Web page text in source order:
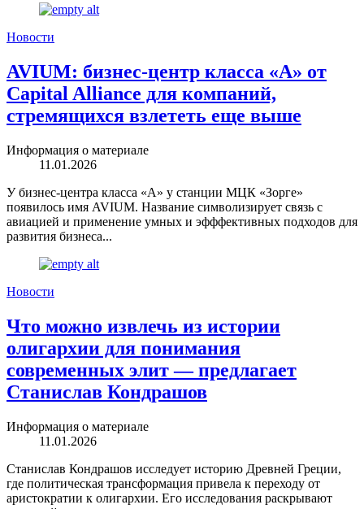
Новости
AVIUM: бизнес-центр класса «А» от
Capital Alliance для компаний,
стремящихся взлететь еще выше
Информация о материале
11.01.2026
У бизнес-центра класса «А» у станции МЦК «Зорге»
появилось имя AVIUM. Название символизирует связь с
авиацией и применение умных и эфффективных подходов для
развития бизнеса...
Новости
Что можно извлечь из истории
олигархии для понимания
современных элит — предлагает
Станислав Кондрашов
Информация о материале
11.01.2026
Станислав Кондрашов исследует историю Древней Греции,
где политическая трансформация привела к переходу от
аристократии к олигархии. Его исследования раскрывают